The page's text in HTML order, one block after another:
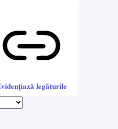
legăturile